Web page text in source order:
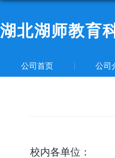
湖北湖师教育
公司首页 公司
校内各单位：